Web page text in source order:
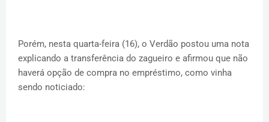
Porém, nesta quarta-feira (16), o Verdão postou uma nota
explicando a transferência do zagueiro e afirmou que não
haverá opção de compra no empréstimo, como vinha
sendo noticiado: